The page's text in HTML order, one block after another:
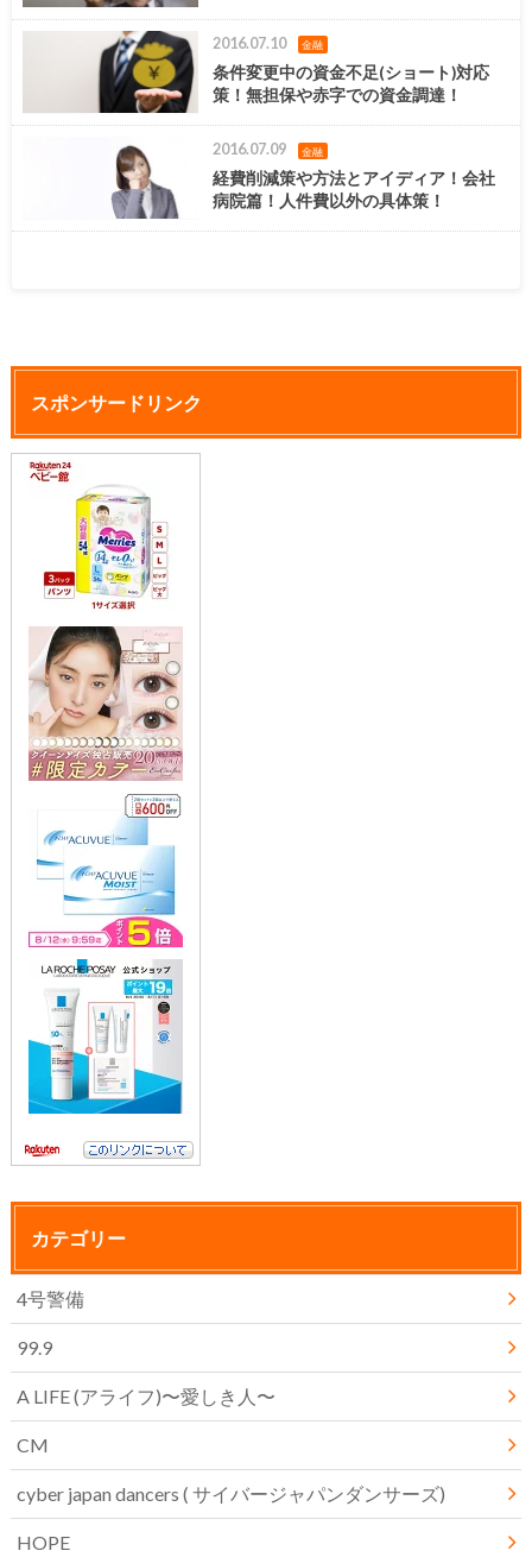
2016.07.10 金融
条件変更中の資金不足(ショート)対応
策！無担保や赤字での資金調達！
2016.07.09 金融
経費削減策や方法とアイディア！会社
病院篇！人件費以外の具体策！
スポンサードリンク
カテゴリー
4号警備
99.9
A LIFE (アライフ)〜愛しき人〜
CM
cyber japan dancers ( サイバージャパンダンサーズ)
HOPE